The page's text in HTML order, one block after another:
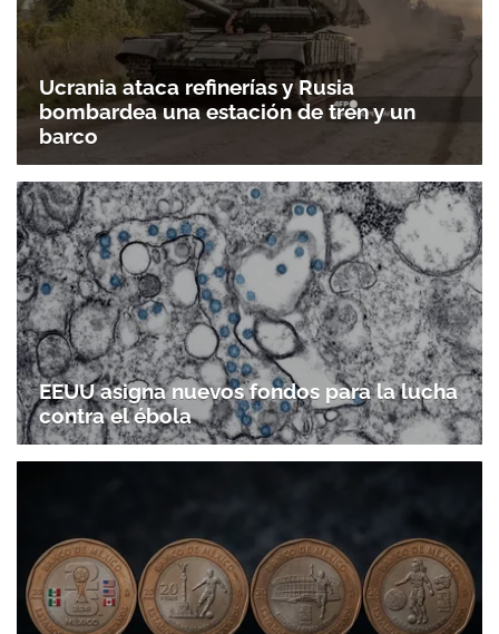
Ucrania ataca refinerías y Rusia
bombardea una estación de tren y un
barco
EEUU asigna nuevos fondos para la lucha
contra el ébola